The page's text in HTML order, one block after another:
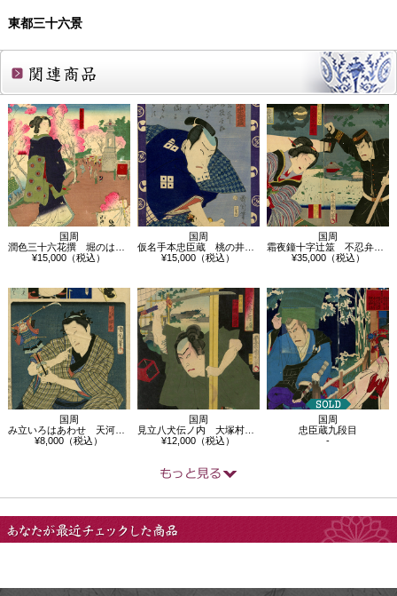
東都三十六景
関連商品
国周
潤色三十六花撰 堀のはりまや小今
¥15,000（税込）
国周
仮名手本忠臣蔵 桃の井若狭之助
¥15,000（税込）
国周
霜夜鐘十字辻筮 不忍弁天の場
¥35,000（税込）
国周
み立いろはあわせ 天河屋丁稚伊吾
¥8,000（税込）
国周
見立八犬伝ノ内 大塚村 犬川荘助
¥12,000（税込）
国周
忠臣蔵九段目
-